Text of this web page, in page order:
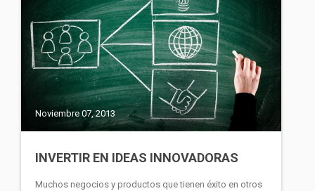
Noviembre 07, 2013
INVERTIR EN IDEAS INNOVADORAS
Muchos negocios y productos que tienen éxito en otros